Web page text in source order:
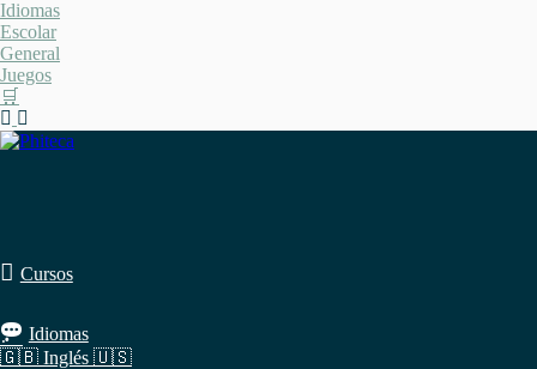
Saltar
al
contenido
Idiomas
Escolar
General
Juegos
🛒
Cursos
Idiomas
🇬🇧 Inglés 🇺🇸